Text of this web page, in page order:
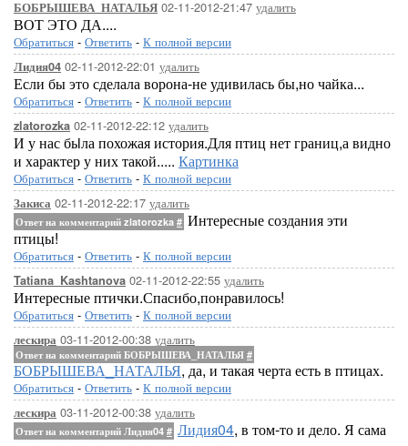
БОБРЫШЕВА_НАТАЛЬЯ 02-11-2012-21:47 удалить
ВОТ ЭТО ДА....
Обратиться - Ответить - К полной версии
Лидия04 02-11-2012-22:01 удалить
Если бы это сделала ворона-не удивилась бы,но чайка...
Обратиться - Ответить - К полной версии
zlatorozka 02-11-2012-22:12 удалить
И у нас бьiла похожая история.Для птиц нет границ,а видно
и характер у них такой..... Картинка
Обратиться - Ответить - К полной версии
Закиса 02-11-2012-22:17 удалить
Ответ на комментарий zlatorozka # Интересные создания эти
птицы!
Обратиться - Ответить - К полной версии
Tatiana_Kashtanova 02-11-2012-22:55 удалить
Интересные птички.Спасибо,понравилось!
Обратиться - Ответить - К полной версии
лескира 03-11-2012-00:38 удалить
Ответ на комментарий БОБРЫШЕВА_НАТАЛЬЯ #
БОБРЫШЕВА_НАТАЛЬЯ, да, и такая черта есть в птицах.
Обратиться - Ответить - К полной версии
лескира 03-11-2012-00:38 удалить
Ответ на комментарий Лидия04 # Лидия04, в том-то и дело. Я сама